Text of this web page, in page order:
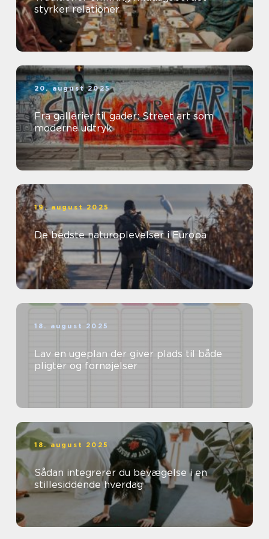
styrker relationer
20. august 2025
Fra gallerier til gader: Street art som
moderne udtryk
19. august 2025
De bedste naturoplevelser i Europa
18. august 2025
Lav en ugeplan der giver plads til både
pligter og fornøjelser
18. august 2025
Sådan integrerer du bevægelse i en
stillesiddende hverdag